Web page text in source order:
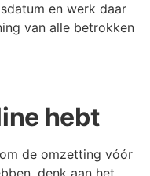
en werk daar
van alle betrokken
hebt
de omzetting vóór